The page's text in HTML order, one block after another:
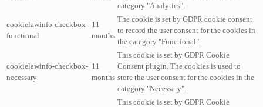
category "Analytics".
cookielawinfo-checkbox-
functional
11
months
The cookie is set by GDPR cookie consent
to record the user consent for the cookies in
the category "Functional".
cookielawinfo-checkbox-
necessary
11
months
This cookie is set by GDPR Cookie
Consent plugin. The cookies is used to
store the user consent for the cookies in the
category "Necessary".
This cookie is set by GDPR Cookie